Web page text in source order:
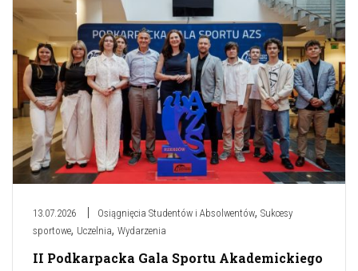
13.07.2026 Osiągnięcia Studentów i Absolwentów, Sukcesy
sportowe, Uczelnia, Wydarzenia
II Podkarpacka Gala Sportu Akademickiego